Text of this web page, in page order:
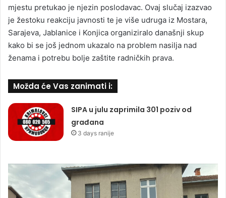
mjestu pretukao je njezin poslodavac. Ovaj slučaj izazvao
je žestoku reakciju javnosti te je više udruga iz Mostara,
Sarajeva, Jablanice i Konjica organiziralo današnji skup
kako bi se još jednom ukazalo na problem nasilja nad
ženama i potrebu bolje zaštite radničkih prava.
Možda će Vas zanimati i:
SIPA u julu zaprimila 301 poziv od
građana
3 days ranije